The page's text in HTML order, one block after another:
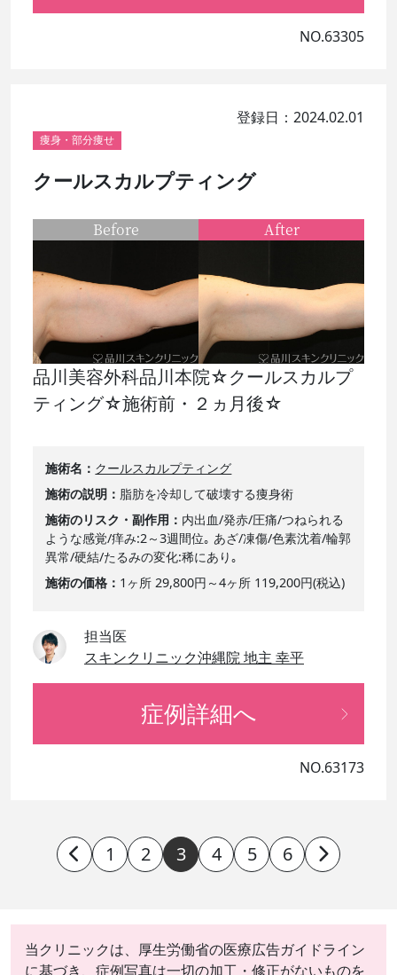
NO.63305
登録日：2024.02.01
痩身・部分痩せ
クールスカルプティング
品川美容外科品川本院☆クールスカルプ
ティング☆施術前・２ヵ月後☆
施術名
クールスカルプティング
施術の説明
脂肪を冷却して破壊する痩身術
施術のリスク・副作用
内出血/発赤/圧痛/つねられる
ような感覚/痒み:2～3週間位｡ あざ/凍傷/色素沈着/輪郭
異常/硬結/たるみの変化:稀にあり｡
施術の価格
1ヶ所 29,800円～4ヶ所 119,200円(税込)
担当医
スキンクリニック沖縄院 地主 幸平
Before After
症例詳細へ
NO.63173
1 2 3 4 5 6
当クリニックは、厚生労働省の医療広告ガイドライン
に基づき、症例写真は一切の加工・修正がないものを